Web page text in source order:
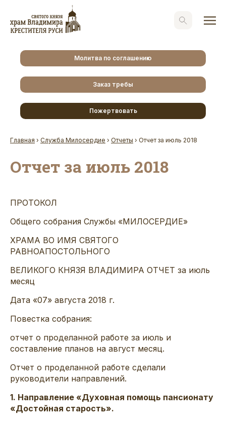
Молитва по соглашению
Заказ требы
Пожертвовать
Главная › Служба Милосердие › Отчеты › Отчет за июль 2018
Отчет за июль 2018
ПРОТОКОЛ
Общего собрания Службы «МИЛОСЕРДИЕ»
ХРАМА ВО ИМЯ СВЯТОГО
РАВНОАПОСТОЛЬНОГО
ВЕЛИКОГО КНЯЗЯ ВЛАДИМИРА ОТЧЕТ за июль
месяц
Дата «07» августа 2018 г.
Повестка собрания:
отчет о проделанной работе за июль и
составление планов на август месяц.
Отчет о проделанной работе сделали
руководители направлений.
1. Направление «Духовная помощь пансионату
«Достойная старость».